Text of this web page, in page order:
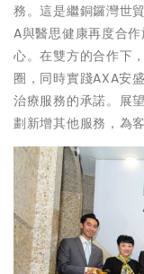
務。這是繼銅鑼灣世
A與醫思健康再度合
心。在雙方的合作下
圈，同時實踐AXA安
治療服務的承諾。展
劃新增其他服務，為